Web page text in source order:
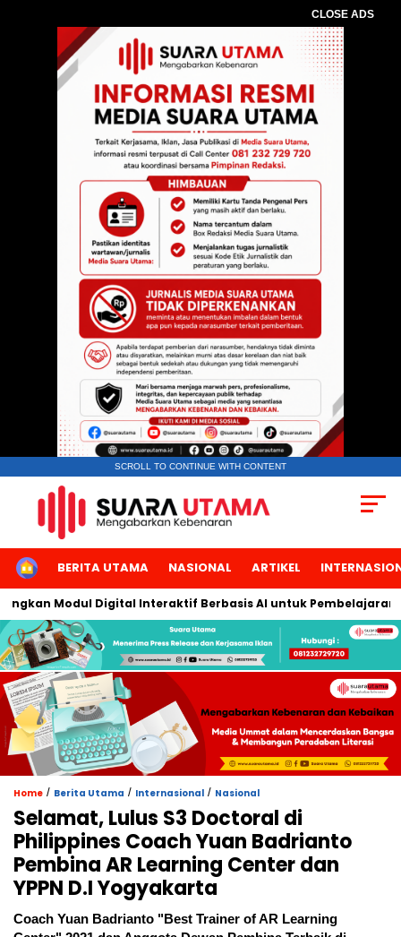
CLOSE ADS
SCROLL TO CONTINUE WITH CONTENT
HOMEBERITA UTAMA NASIONAL ARTIKEL
Modul Digital Interaktif Berbasis AI untuk Pembelajaran
Home / Berita Utama / Internasional / Nasional
Selamat, Lulus S3 Doctoral di
Philippines Coach Yuan Badrianto
Pembina AR Learning Center dan
YPPN D.I Yogyakarta
Coach Yuan Badrianto "Best Trainer of AR Learning